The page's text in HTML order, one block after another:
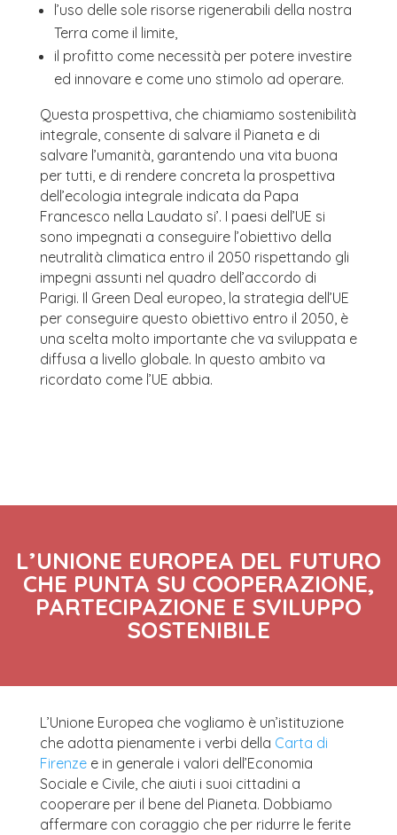
l’uso delle sole risorse rigenerabili della nostra
Terra come il limite,
il profitto come necessità per potere investire
ed innovare e come uno stimolo ad operare.
Questa prospettiva, che chiamiamo sostenibilità
integrale, consente di salvare il Pianeta e di
salvare l’umanità, garantendo una vita buona
per tutti, e di rendere concreta la prospettiva
dell’ecologia integrale indicata da Papa
Francesco nella Laudato si’. I paesi dell’UE si
sono impegnati a conseguire l’obiettivo della
neutralità climatica entro il 2050 rispettando gli
impegni assunti nel quadro dell’accordo di
Parigi. Il Green Deal europeo, la strategia dell’UE
per conseguire questo obiettivo entro il 2050, è
una scelta molto importante che va sviluppata e
diffusa a livello globale. In questo ambito va
ricordato come l’UE abbia.
L’UNIONE EUROPEA DEL FUTURO
CHE PUNTA SU COOPERAZIONE,
PARTECIPAZIONE E SVILUPPO
SOSTENIBILE
L’Unione Europea che vogliamo è un’istituzione
che adotta pienamente i verbi della Carta di
Firenzee in generale i valori dell’Economia
Sociale e Civile, che aiuti i suoi cittadini a
cooperare per il bene del Pianeta. Dobbiamo
affermare con coraggio che per ridurre le ferite